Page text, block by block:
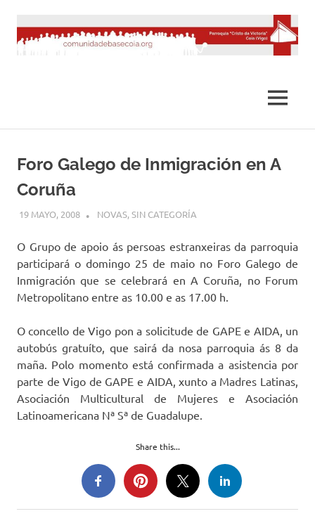
contenido
MENÚ
Foro Galego de Inmigración en A
Coruña
19 MAYO, 2008 DESARROLLO
NOVAS,SIN CATEGORÍA
O Grupo de apoio ás persoas estranxeiras da parroquia
participará o domingo 25 de maio no Foro Galego de
Inmigración que se celebrará en A Coruña, no Forum
Metropolitano entre as 10.00 e as 17.00 h.
O concello de Vigo pon a solicitude de GAPE e AIDA, un
autobús gratuíto, que sairá da nosa parroquia ás 8 da
maña. Polo momento está confirmada a asistencia por
parte de Vigo de GAPE e AIDA, xunto a Madres Latinas,
Asociación Multicultural de Mujeres e Asociación
Latinoamericana Nª Sª de Guadalupe.
Share this...